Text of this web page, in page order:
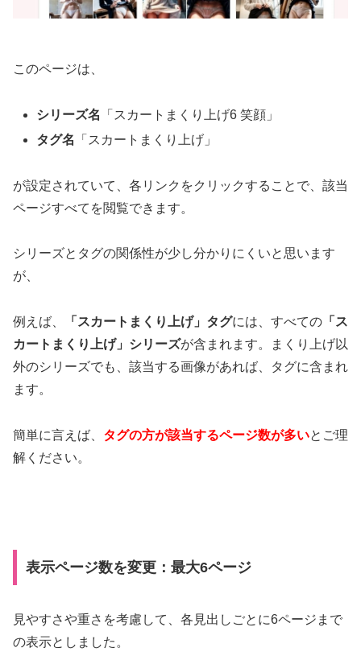
このページは、
シリーズ名
「スカートまくり上げ6 笑顔」
タグ名
「スカートまくり上げ」
が設定されていて、各リンクをクリックすることで、該当
ページすべてを閲覧できます。
シリーズとタグの関係性が少し分かりにくいと思います
が、
例えば、 「スカートまくり上げ」タグには、すべての 「ス
カートまくり上げ」シリーズが含まれます。まくり上げ以
外のシリーズでも、該当する画像があれば、タグに含まれ
ます。
簡単に言えば、 タグの方が該当するページ数が多いとご理
解ください。
表示ページ数を変更：最大6ページ
見やすさや重さを考慮して、各見出しごとに6ページまで
の表示としました。